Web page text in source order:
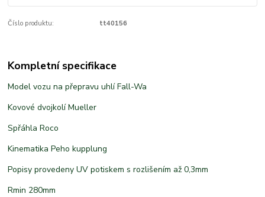
Číslo produktu: tt40156
Kompletní specifikace
Model vozu na přepravu uhlí Fall-Wa
Kovové dvojkolí Mueller
Spřáhla Roco
Kinematika Peho kupplung
Popisy provedeny UV potiskem s rozlišením až 0,3mm
Rmin 280mm